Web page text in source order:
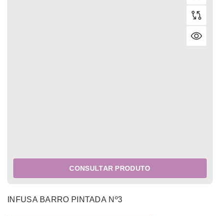
CONSULTAR PRODUTO
INFUSA BARRO PINTADA Nº3